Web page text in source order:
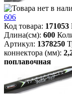
606
Код товара: 171053
Длина(см): 600
Артикул: 1378250
коннектора (мм):
поплавочная